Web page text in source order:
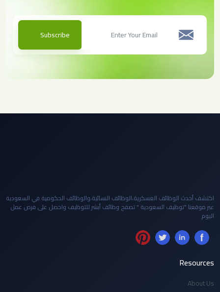
Subscribe
اكتشف أحدث الوظائف العسكرية،الوظائف النسائية،والوظائف الحكومية في السعودية
عبر موقعنا "توظيف السعودية " تصفح وظائف أبشر للتوظيف واحصل على فرص عمل
اليوم
Resources
About Us